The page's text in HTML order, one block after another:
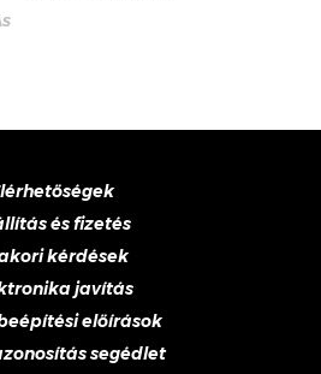
és fizetés
kérdések
javítás
előírások
segédlet